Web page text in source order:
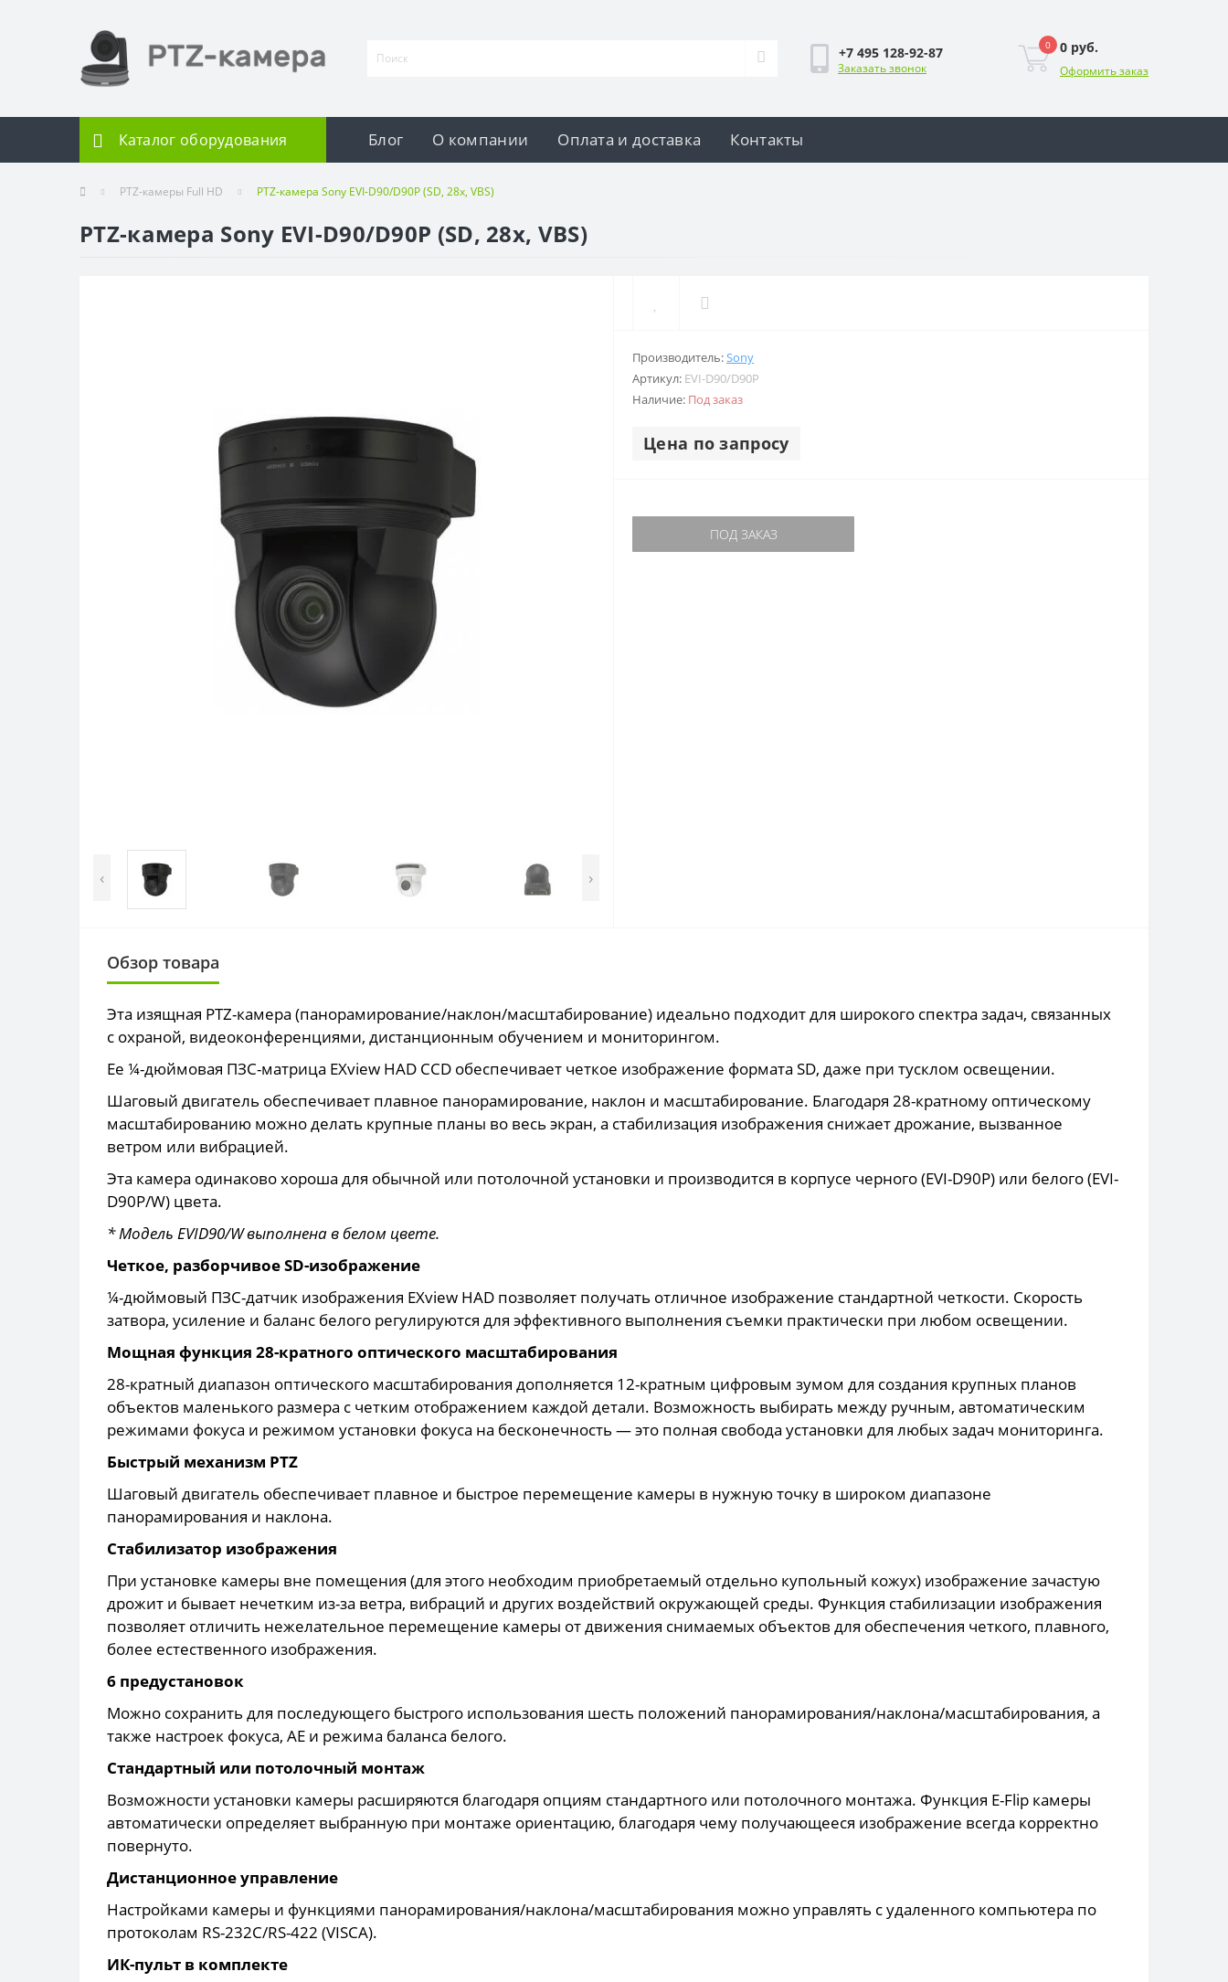
+7 495 128-92-87
Заказать звонок
0 0 руб.
Оформить заказ
Каталог оборудования Блог О компании Оплата и доставка Контакты
PTZ-камеры Full HD PTZ-камера Sony EVI-D90/D90P (SD, 28x, VBS)
PTZ-камера Sony EVI-D90/D90P (SD, 28x, VBS)
‹ ›
Производитель:Sony
Артикул: EVI-D90/D90P
Наличие: Под заказ
Цена по запросу
ПОД ЗАКАЗ
Обзор товара
Эта изящная PTZ-камера (панорамирование/наклон/масштабирование) идеально подходит для широкого спектра задач, связанных
с охраной, видеоконференциями, дистанционным обучением и мониторингом.
Ее ¼-дюймовая ПЗС-матрица EXview HAD CCD обеспечивает четкое изображение формата SD, даже при тусклом освещении.
Шаговый двигатель обеспечивает плавное панорамирование, наклон и масштабирование. Благодаря 28-кратному оптическому
масштабированию можно делать крупные планы во весь экран, а стабилизация изображения снижает дрожание, вызванное
ветром или вибрацией.
Эта камера одинаково хороша для обычной или потолочной установки и производится в корпусе черного (EVI-D90P) или белого (EVI-
D90P/W) цвета.
* Модель EVID90/W выполнена в белом цвете.
Четкое, разборчивое SD-изображение
¼-дюймовый ПЗС-датчик изображения EXview HAD позволяет получать отличное изображение стандартной четкости. Скорость
затвора, усиление и баланс белого регулируются для эффективного выполнения съемки практически при любом освещении.
Мощная функция 28-кратного оптического масштабирования
28-кратный диапазон оптического масштабирования дополняется 12-кратным цифровым зумом для создания крупных планов
объектов маленького размера с четким отображением каждой детали. Возможность выбирать между ручным, автоматическим
режимами фокуса и режимом установки фокуса на бесконечность — это полная свобода установки для любых задач мониторинга.
Быстрый механизм PTZ
Шаговый двигатель обеспечивает плавное и быстрое перемещение камеры в нужную точку в широком диапазоне
панорамирования и наклона.
Стабилизатор изображения
При установке камеры вне помещения (для этого необходим приобретаемый отдельно купольный кожух) изображение зачастую
дрожит и бывает нечетким из-за ветра, вибраций и других воздействий окружающей среды. Функция стабилизации изображения
позволяет отличить нежелательное перемещение камеры от движения снимаемых объектов для обеспечения четкого, плавного,
более естественного изображения.
6 предустановок
Можно сохранить для последующего быстрого использования шесть положений панорамирования/наклона/масштабирования, а
также настроек фокуса, AE и режима баланса белого.
Стандартный или потолочный монтаж
Возможности установки камеры расширяются благодаря опциям стандартного или потолочного монтажа. Функция E-Flip камеры
автоматически определяет выбранную при монтаже ориентацию, благодаря чему получающееся изображение всегда корректно
повернуто.
Дистанционное управление
Настройками камеры и функциями панорамирования/наклона/масштабирования можно управлять с удаленного компьютера по
протоколам RS-232C/RS-422 (VISCA).
ИК-пульт в комплекте